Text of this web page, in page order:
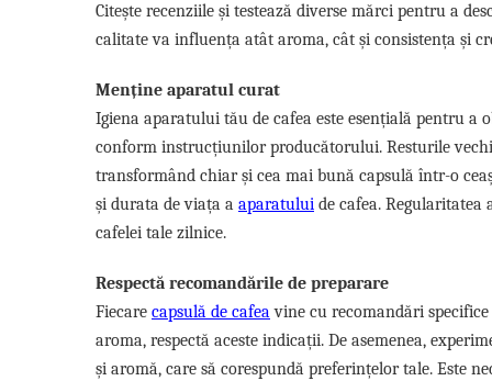
Citește recenziile și testează diverse mărci pentru a
calitate va influența atât aroma, cât și consistența și
Menține aparatul curat
Igiena aparatului tău de cafea este esențială pentru a
conform instrucțiunilor producătorului. Resturile
transformând chiar și cea mai bună capsulă într-o
și durata de viața a aparatului de cafea.
cafelei tale zilnice.
Respectă recomandările de preparare
Fiecare capsulă de cafeavine cu recomandări
aroma, respectă aceste indicații. De asemenea,
și aromă, care să corespundă preferințelor tale. Este